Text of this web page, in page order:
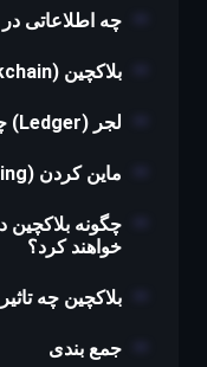
چه اطلاعاتی
بلاکچین (Blockchain) چیست؟
لجر (Ledger) چیست؟
ماین کردن (Mining) چیست؟
چگونه
خواهند کرد؟
بلاکچین چه
جمع بندی